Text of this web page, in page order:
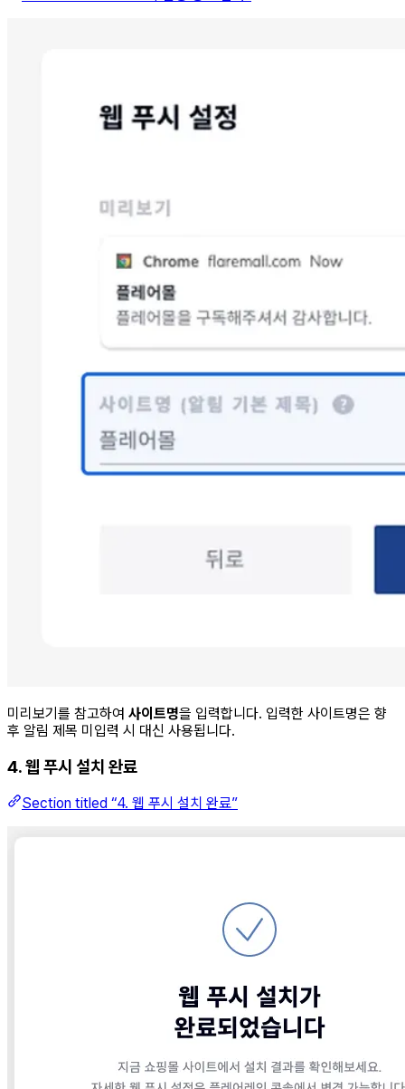
미리보기를 참고하여 사이트명을 입력합니다. 입력한 사이트명은 향
후 알림 제목 미입력 시 대신 사용됩니다.
4. 웹 푸시 설치 완료
Section titled “4. 웹 푸시 설치 완료”